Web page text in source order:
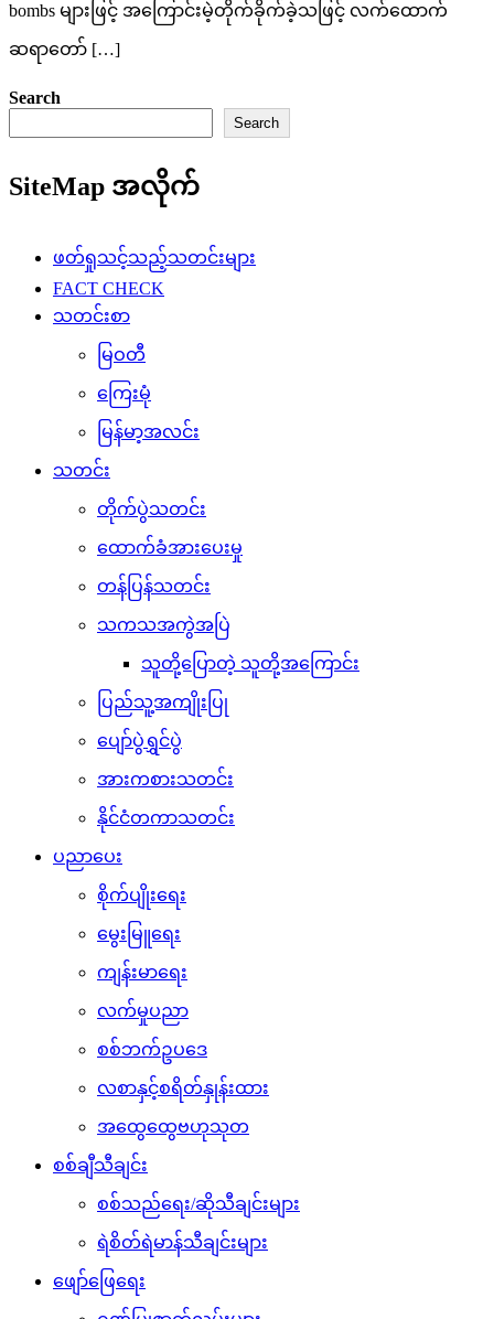
bombs များဖြင့် အကြောင်းမဲ့တိုက်ခိုက်ခဲ့သဖြင့် လက်ထောက်
ဆရာတော် […]
Search
Search
SiteMap အလိုက်
ဖတ်ရှုသင့်သည့်သတင်းများ
FACT CHECK
သတင်းစာ
မြဝတီ
ကြေးမုံ
မြန်မာ့အလင်း
သတင်း
တိုက်ပွဲသတင်း
ထောက်ခံအားပေးမှု
တန်ပြန်သတင်း
သကသအကွဲအပြဲ
သူတို့ပြောတဲ့ သူတို့အကြောင်း
ပြည်သူ့အကျိုးပြု
ပျော်ပွဲရွှင်ပွဲ
အားကစားသတင်း
နိုင်ငံတကာသတင်း
ပညာပေး
စိုက်ပျိုးရေး
မွေးမြူရေး
ကျန်းမာရေး
လက်မှုပညာ
စစ်ဘက်ဥပဒေ
လစာနှင့်စရိတ်နှုန်းထား
အထွေထွေဗဟုသုတ
စစ်ချီသီချင်း
စစ်သည်ရေး/ဆိုသီချင်းများ
ရဲစိတ်ရဲမာန်သီချင်းများ
ဖျော်ဖြေရေး